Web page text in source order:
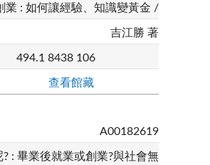
業 : 如何讓經驗、知識變黃金 /
吉江勝 著
494.1 8438 106
查看館藏
A00182619
: 畢業後就業或創業?與社會無